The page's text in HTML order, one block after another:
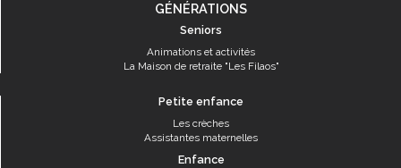
GÉNÉRATIONS
Seniors
Animations et activités
La Maison de retraite "Les Filaos"
Petite enfance
Les crèches
Assistantes maternelles
Enfance